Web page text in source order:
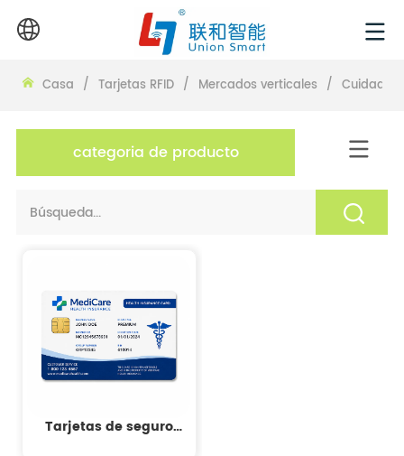
Casa / Tarjetas RFID / Mercados verticales / Cuidado
categoria de producto
Tarjetas de seguro